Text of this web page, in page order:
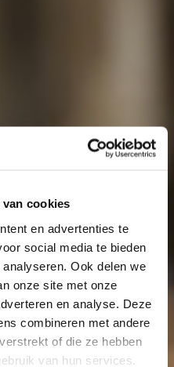
cookies
en advertenties te
social media te bieden
Ook delen we
onze site met onze
en analyse. Deze
combineren met andere
of die ze hebben
van hun services.
en